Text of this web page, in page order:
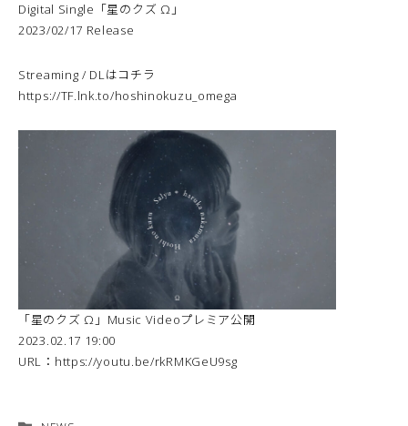
Digital Single「星のクズ Ω」
2023/02/17 Release
Streaming / DLはコチラ
https://TF.lnk.to/hoshinokuzu_omega
「星のクズ Ω」Music Videoプレミア公開
2023.02.17 19:00
URL： https://youtu.be/rkRMKGeU9sg